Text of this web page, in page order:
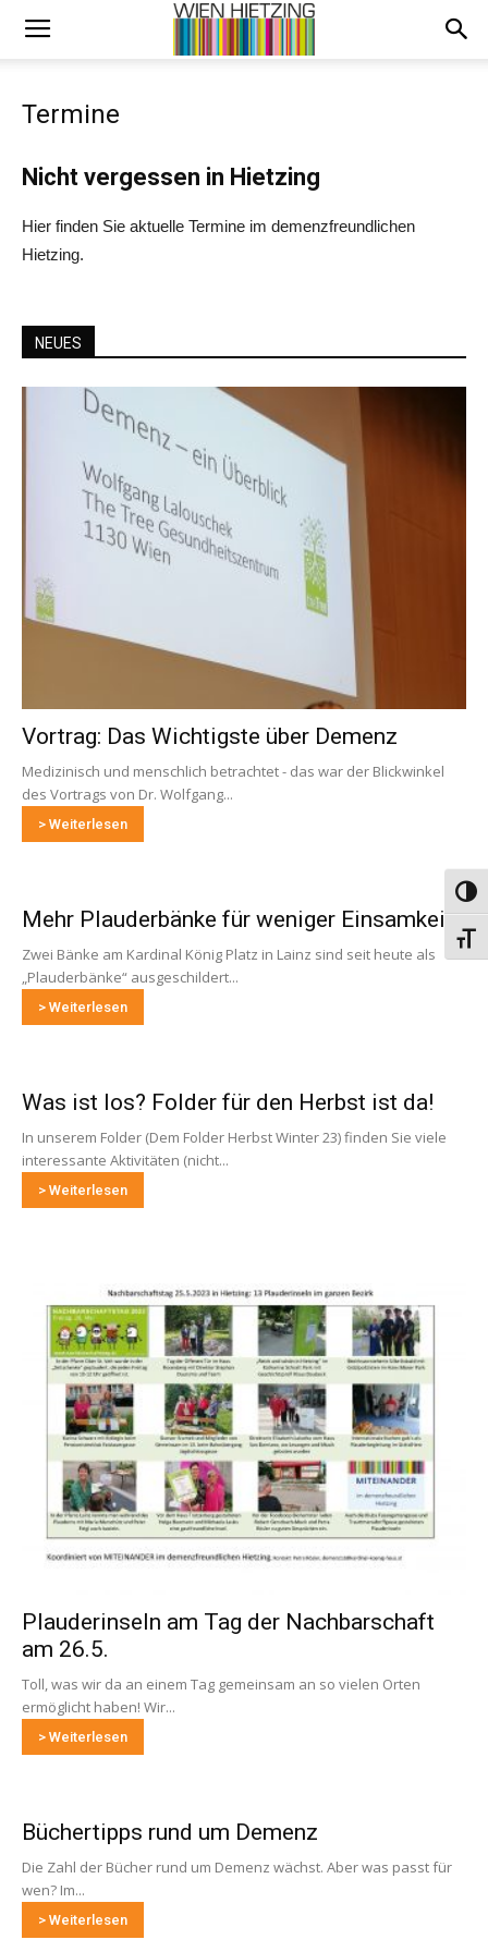
Termine
Nicht vergessen in Hietzing
Hier finden Sie aktuelle Termine im demenzfreundlichen
Hietzing.
NEUES
Vortrag: Das Wichtigste über Demenz
Medizinisch und menschlich betrachtet - das war der Blickwinkel
des Vortrags von Dr. Wolfgang...
> Weiterlesen
Mehr Plauderbänke für weniger Einsamkeit
Zwei Bänke am Kardinal König Platz in Lainz sind seit heute als
„Plauderbänke“ ausgeschildert...
> Weiterlesen
Was ist los? Folder für den Herbst ist da!
In unserem Folder (Dem Folder Herbst Winter 23) finden Sie viele
interessante Aktivitäten (nicht...
> Weiterlesen
Plauderinseln am Tag der Nachbarschaft
am 26.5.
Toll, was wir da an einem Tag gemeinsam an so vielen Orten
ermöglicht haben! Wir...
> Weiterlesen
Büchertipps rund um Demenz
Die Zahl der Bücher rund um Demenz wächst. Aber was passt für
wen? Im...
> Weiterlesen